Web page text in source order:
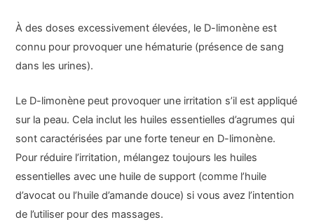
À des doses excessivement élevées, le D-limonène est
connu pour provoquer une hématurie (présence de sang
dans les urines).
Le D-limonène peut provoquer une irritation s’il est appliqué
sur la peau. Cela inclut les huiles essentielles d’agrumes qui
sont caractérisées par une forte teneur en D-limonène.
Pour réduire l’irritation, mélangez toujours les huiles
essentielles avec une huile de support (comme l’huile
d’avocat ou l’huile d’amande douce) si vous avez l’intention
de l’utiliser pour des massages.